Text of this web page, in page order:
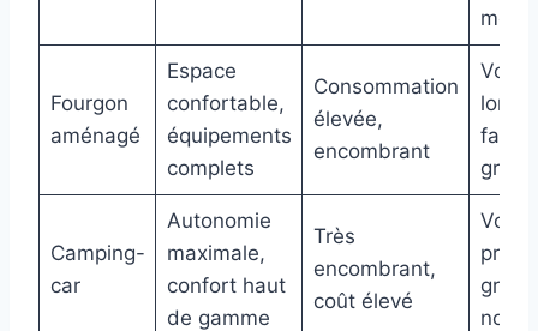
Fourgon
aménagé
Espace
confortable,
équipements
complets
Consommation
élevée,
encombrant
longs,
Camping-
car
Autonomie
maximale,
confort haut
de gamme
Très
encombrant,
coût élevé